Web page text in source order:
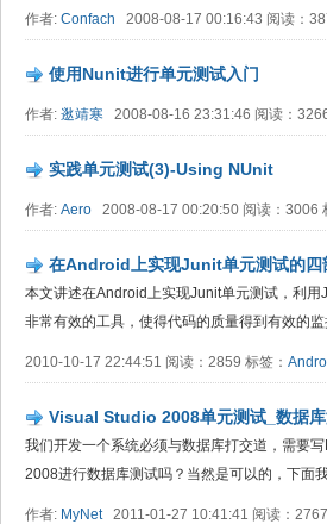
作者: Confach 2008-08-17 00:16:43 阅读：
使用Nunit进行单元测试入门
作者: 逖靖寒 2008-08-16 23:31:46 阅读：
实践单元测试(3)-Using NUnit
作者: Aero 2008-08-17 00:20:50 阅读：3006
在Android上实现Junit单元测试的四
本文讲述在Android上实现Junit单元测试，利
非常有效的工具，使得代码的质量得到有效的监
2010-10-17 22:44:51 阅读：2859 标签：
Visual Studio 2008单元测试_数据
我们开发一个系统必须与数据库打交道，需要
2008进行数据库测试吗？当然是可以的，下面
作者: MyNet2011-01-27 10:41:41 阅读：2767